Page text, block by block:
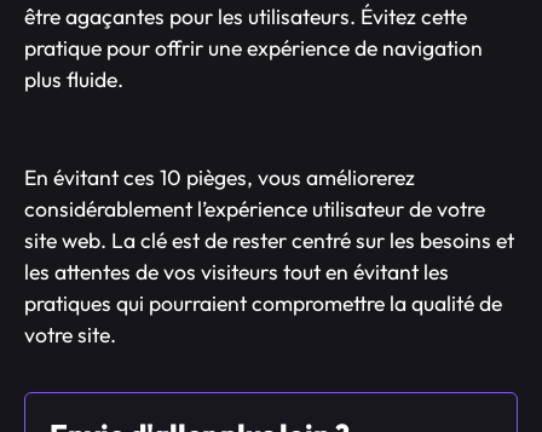
être agaçantes pour les utilisateurs. Évitez cette
pratique pour offrir une expérience de navigation
plus fluide.
En évitant ces 10 pièges, vous améliorerez
considérablement l’expérience utilisateur de votre
site web. La clé est de rester centré sur les besoins et
les attentes de vos visiteurs tout en évitant les
pratiques qui pourraient compromettre la qualité de
votre site.